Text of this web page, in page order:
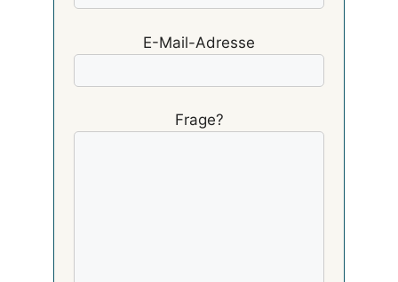
E-Mail-Adresse
Frage?